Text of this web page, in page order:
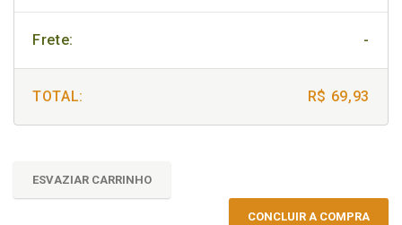
Frete: -
TOTAL: R$ 69,93
ESVAZIAR CARRINHO
CONCLUIR A COMPRA